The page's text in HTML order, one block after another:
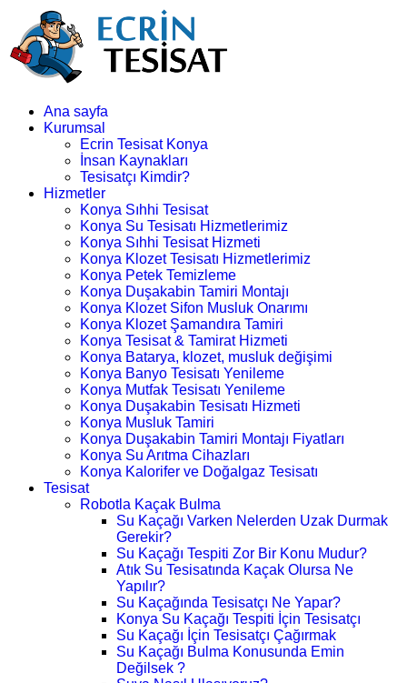
Ana sayfa
Kurumsal
Ecrin Tesisat Konya
İnsan Kaynakları
Tesisatçı Kimdir?
Hizmetler
Konya Sıhhi Tesisat
Konya Su Tesisatı Hizmetlerimiz
Konya Sıhhi Tesisat Hizmeti
Konya Klozet Tesisatı Hizmetlerimiz
Konya Petek Temizleme
Konya Duşakabin Tamiri Montajı
Konya Klozet Sifon Musluk Onarımı
Konya Klozet Şamandıra Tamiri
Konya Tesisat & Tamirat Hizmeti
Konya Batarya, klozet, musluk değişimi
Konya Banyo Tesisatı Yenileme
Konya Mutfak Tesisatı Yenileme
Konya Duşakabin Tesisatı Hizmeti
Konya Musluk Tamiri
Konya Duşakabin Tamiri Montajı Fiyatları
Konya Su Arıtma Cihazları
Konya Kalorifer ve Doğalgaz Tesisatı
Tesisat
Robotla Kaçak Bulma
Su Kaçağı Varken Nelerden Uzak Durmak
Gerekir?
Su Kaçağı Tespiti Zor Bir Konu Mudur?
Atık Su Tesisatında Kaçak Olursa Ne
Yapılır?
Su Kaçağında Tesisatçı Ne Yapar?
Konya Su Kaçağı Tespiti İçin Tesisatçı
Su Kaçağı İçin Tesisatçı Çağırmak
Su Kaçağı Bulma Konusunda Emin
Değilsek ?